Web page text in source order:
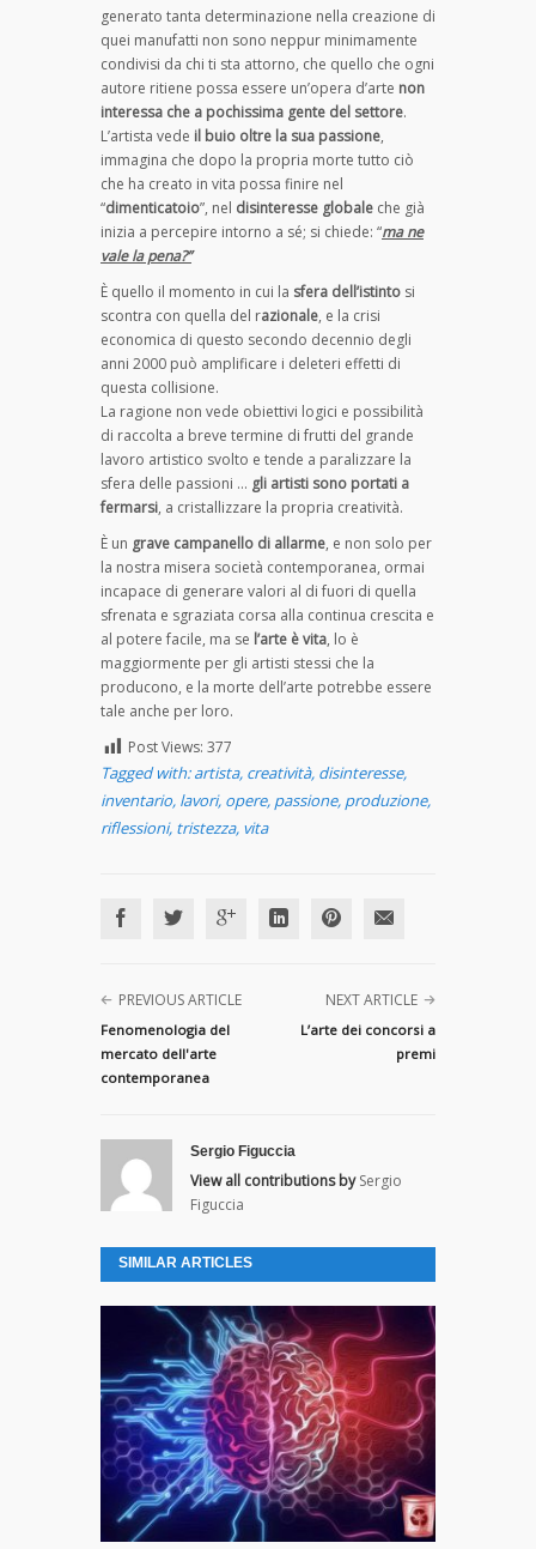
generato tanta determinazione nella creazione di
quei manufatti non sono neppur minimamente
condivisi da chi ti sta attorno, che quello che ogni
autore ritiene possa essere un’opera d’arte non
interessa che a pochissima gente del settore.
L’artista vede il buio oltre la sua passione,
immagina che dopo la propria morte tutto ciò
che ha creato in vita possa finire nel
“dimenticatoio”, nel disinteresse globale che già
inizia a percepire intorno a sé; si chiede: “ma ne
vale la pena?”
È quello il momento in cui la sfera dell’istinto si
scontra con quella del razionale, e la crisi
economica di questo secondo decennio degli
anni 2000 può amplificare i deleteri effetti di
questa collisione.
La ragione non vede obiettivi logici e possibilità
di raccolta a breve termine di frutti del grande
lavoro artistico svolto e tende a paralizzare la
sfera delle passioni … gli artisti sono portati a
fermarsi, a cristallizzare la propria creatività.
È un grave campanello di allarme, e non solo per
la nostra misera società contemporanea, ormai
incapace di generare valori al di fuori di quella
sfrenata e sgraziata corsa alla continua crescita e
al potere facile, ma se l’arte è vita, lo è
maggiormente per gli artisti stessi che la
producono, e la morte dell’arte potrebbe essere
tale anche per loro.
Post Views: 377
Tagged with: artista, creatività, disinteresse,
inventario, lavori, opere, passione, produzione,
riflessioni, tristezza, vita
PREVIOUS ARTICLE
Fenomenologia del
mercato dell'arte
contemporanea
NEXT ARTICLE
L’arte dei concorsi a
premi
Sergio Figuccia
View all contributions by Sergio
Figuccia
SIMILAR ARTICLES